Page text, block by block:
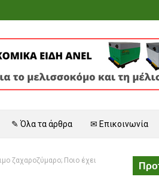
✎ Όλα τα άρθρα ✉ Επικοινωνία
ζαχαροζύμαρο; Ποιο έχει